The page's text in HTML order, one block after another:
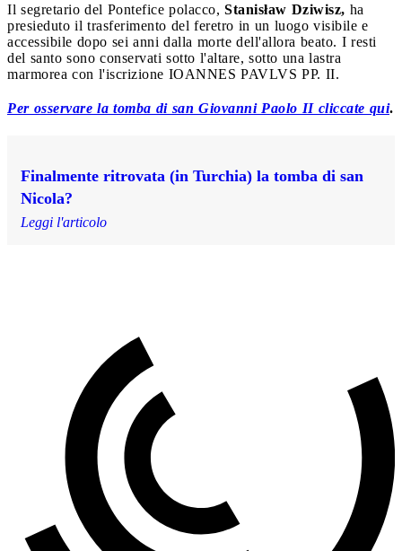
Il segretario del Pontefice polacco, Stanisław Dziwisz, ha
presieduto il trasferimento del feretro in un luogo visibile e
accessibile dopo sei anni dalla morte dell'allora beato. I resti
del santo sono conservati sotto l'altare, sotto una lastra
marmorea con l'iscrizione IOANNES PAVLVS PP. II.
Per osservare la tomba di san Giovanni Paolo II cliccate qui.
Finalmente ritrovata (in Turchia) la tomba di san
Nicola?
Leggi l'articolo